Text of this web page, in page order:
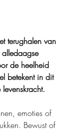
terughalen van
de heelheid
betekent in dit
emoties of
Bewust of